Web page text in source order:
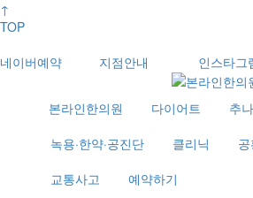
↑
TOP
네이버예약
지점안내 인스타그
본라인한의원 다이어트
추
녹용·한약·공진단
클리닉
교통사고
예약하기